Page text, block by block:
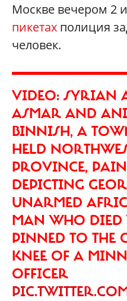
Москве вечером 2
пикетах полиция
человек.
VIDEO: SYRIAN
ASMAR AND
BINNISH, A
HELD
PROVINCE,
DEPICTING
UNARMED
MAN WHO DIED
PINNED TO THE
KNEE OF A
OFFICER